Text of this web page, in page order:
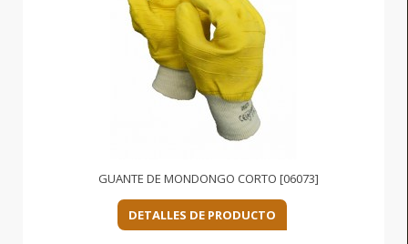
GUANTE DE MONDONGO CORTO [06073]
DETALLES DE PRODUCTO